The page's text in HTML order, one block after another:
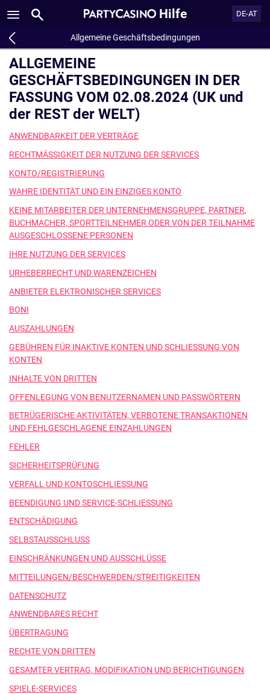
Hilfe DE-AT
Allgemeine Geschäftsbedingungen
ALLGEMEINE
GESCHÄFTSBEDINGUNGEN IN DER
FASSUNG VOM 02.08.2024 (UK und
der REST der WELT)
ANWENDBARKEIT DER VERTRÄGE
RECHTMÄSSIGKEIT DER NUTZUNG DER SERVICES
KONTO/REGISTRIERUNG
WAHRE IDENTITÄT UND EIN EINZIGES KONTO
KEINE MITARBEITER DER UNTERNEHMENSGRUPPE, PARTNER,
BUCHMACHER, SPORTTEILNEHMER ODER VON DER TEILNAHME
AUSGESCHLOSSENE PERSONEN
IHRE NUTZUNG DER SERVICES
URHEBERRECHT UND WARENZEICHEN
ANBIETER ELEKTRONISCHER SERVICES
BONI
AUSZAHLUNGEN
GEBÜHREN FÜR INAKTIVE KONTEN UND SCHLIESSUNG VON
KONTEN
INHALTE VON DRITTEN
OFFENLEGUNG VON BENUTZERNAMEN UND PASSWÖRTERN
BETRÜGERISCHE AKTIVITÄTEN, VERBOTENE TRANSAKTIONEN
UND FEHLGESCHLAGENE EINZAHLUNGEN
FEHLER
SICHERHEITSPRÜFUNG
VERFALL UND KONTOSCHLIESSUNG
BEENDIGUNG UND SERVICE-SCHLIESSUNG
ENTSCHÄDIGUNG
SELBSTAUSSCHLUSS
EINSCHRÄNKUNGEN UND AUSSCHLÜSSE
MITTEILUNGEN/BESCHWERDEN/STREITIGKEITEN
DATENSCHUTZ
ANWENDBARES RECHT
ÜBERTRAGUNG
RECHTE VON DRITTEN
GESAMTER VERTRAG, MODIFIKATION UND BERICHTIGUNGEN
SPIELE-SERVICES